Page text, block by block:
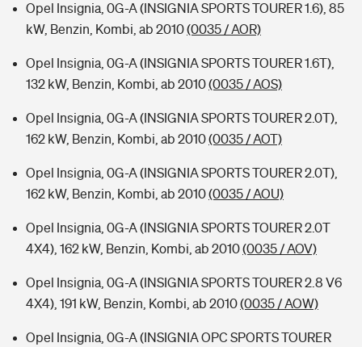
Opel Insignia, 0G-A (INSIGNIA SPORTS TOURER 1.6), 85
kW, Benzin, Kombi, ab 2010(0035 / AOR)
Opel Insignia, 0G-A (INSIGNIA SPORTS TOURER 1.6T),
132 kW, Benzin, Kombi, ab 2010(0035 / AOS)
Opel Insignia, 0G-A (INSIGNIA SPORTS TOURER 2.0T),
162 kW, Benzin, Kombi, ab 2010(0035 / AOT)
Opel Insignia, 0G-A (INSIGNIA SPORTS TOURER 2.0T),
162 kW, Benzin, Kombi, ab 2010(0035 / AOU)
Opel Insignia, 0G-A (INSIGNIA SPORTS TOURER 2.0T
4X4), 162 kW, Benzin, Kombi, ab 2010(0035 / AOV)
Opel Insignia, 0G-A (INSIGNIA SPORTS TOURER 2.8 V6
4X4), 191 kW, Benzin, Kombi, ab 2010(0035 / AOW)
Opel Insignia, 0G-A (INSIGNIA OPC SPORTS TOURER